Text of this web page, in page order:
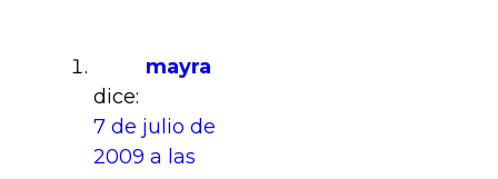
mayra
dice:
7 de julio de
2009 a las